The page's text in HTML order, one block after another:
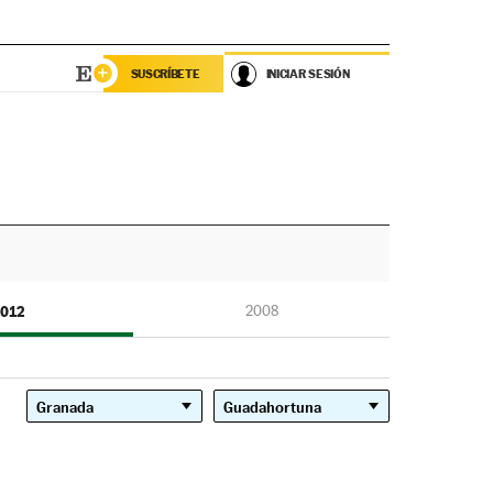
SUSCRÍBETE INICIAR SESIÓN
2008